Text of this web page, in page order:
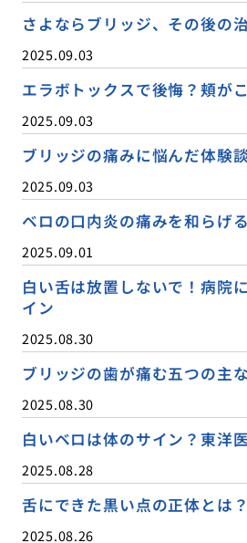
さよならブリッジ、その後の
2025.09.03
エラボトックスで後悔？頬が
2025.09.03
ブリッジの痛みに悩んだ体験談
2025.09.03
ベロの口内炎の痛みを和らげ
2025.09.01
白い舌は放置しないで！病院
イン
2025.08.30
ブリッジの歯が痛む五つの主
2025.08.30
白いベロは体のサイン？東洋
2025.08.28
舌にできた黒い点の正体とは？
2025.08.26